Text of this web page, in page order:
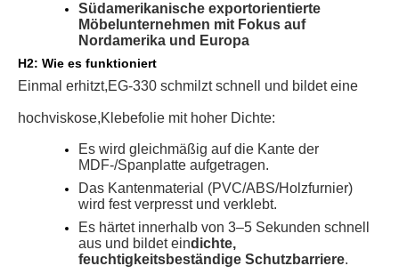
Südamerikanische exportorientierte
Möbelunternehmen mit Fokus auf
Nordamerika und Europa
H2: Wie es funktioniert
Einmal erhitzt,EG-330 schmilzt schnell und bildet eine
hochviskose,Klebefolie mit hoher Dichte:
Es wird gleichmäßig auf die Kante der
MDF-/Spanplatte aufgetragen.
Das Kantenmaterial (PVC/ABS/Holzfurnier)
wird fest verpresst und verklebt.
Es härtet innerhalb von 3–5 Sekunden schnell
aus und bildet eindichte,
feuchtigkeitsbeständige Schutzbarriere.